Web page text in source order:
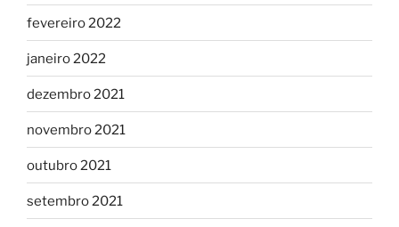
fevereiro 2022
janeiro 2022
dezembro 2021
novembro 2021
outubro 2021
setembro 2021